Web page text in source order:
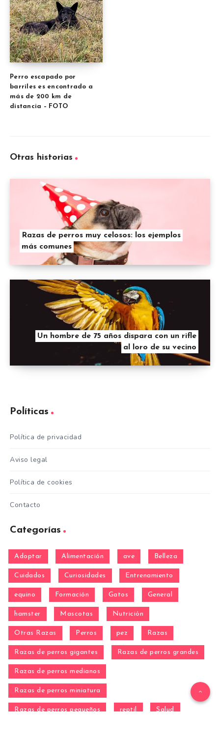
Perro escapado por
barriles es encontrado a
más de 200 km de
distancia – FOTO
Otras historias
Razas de perros muy celosos: los ejemplos
más comunes
Un hombre de 75 años dispara con un rifle
al loro de su vecino
Políticas
Política de privacidad
Aviso legal
Política de cookies
Contacto
Categorías
Adoptar Alimentación ave Belleza
Cuidados Curiosidades Entrenamiento
equino Formación Gatos General
hamster Mascotas Nutrición
Otras Razas Perros pez Razas
Razas de perros gigantes Razas de perros grandes
Razas de perros medianos
Razas de perros miniatura
Razas de perros pequeños reptil Salud